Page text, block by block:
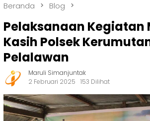
Beranda Blog
Pelaksanaan Kegiatan
Kasih Polsek
Pelalawan
Maruli Simanjuntak
2 Februari 2025
153 Dilihat